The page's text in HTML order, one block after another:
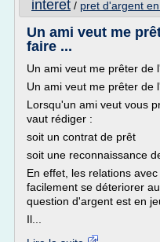
interet / pret d'argent
Un ami veut me
faire ...
Un ami veut me prêter de
Un ami veut me prêter de
Lorsqu'un ami veut vous
vaut rédiger :
soit un contrat de prêt
soit une reconnaissance
En effet, les relations
facilement se déteriorer
question d'argent est en
Il...